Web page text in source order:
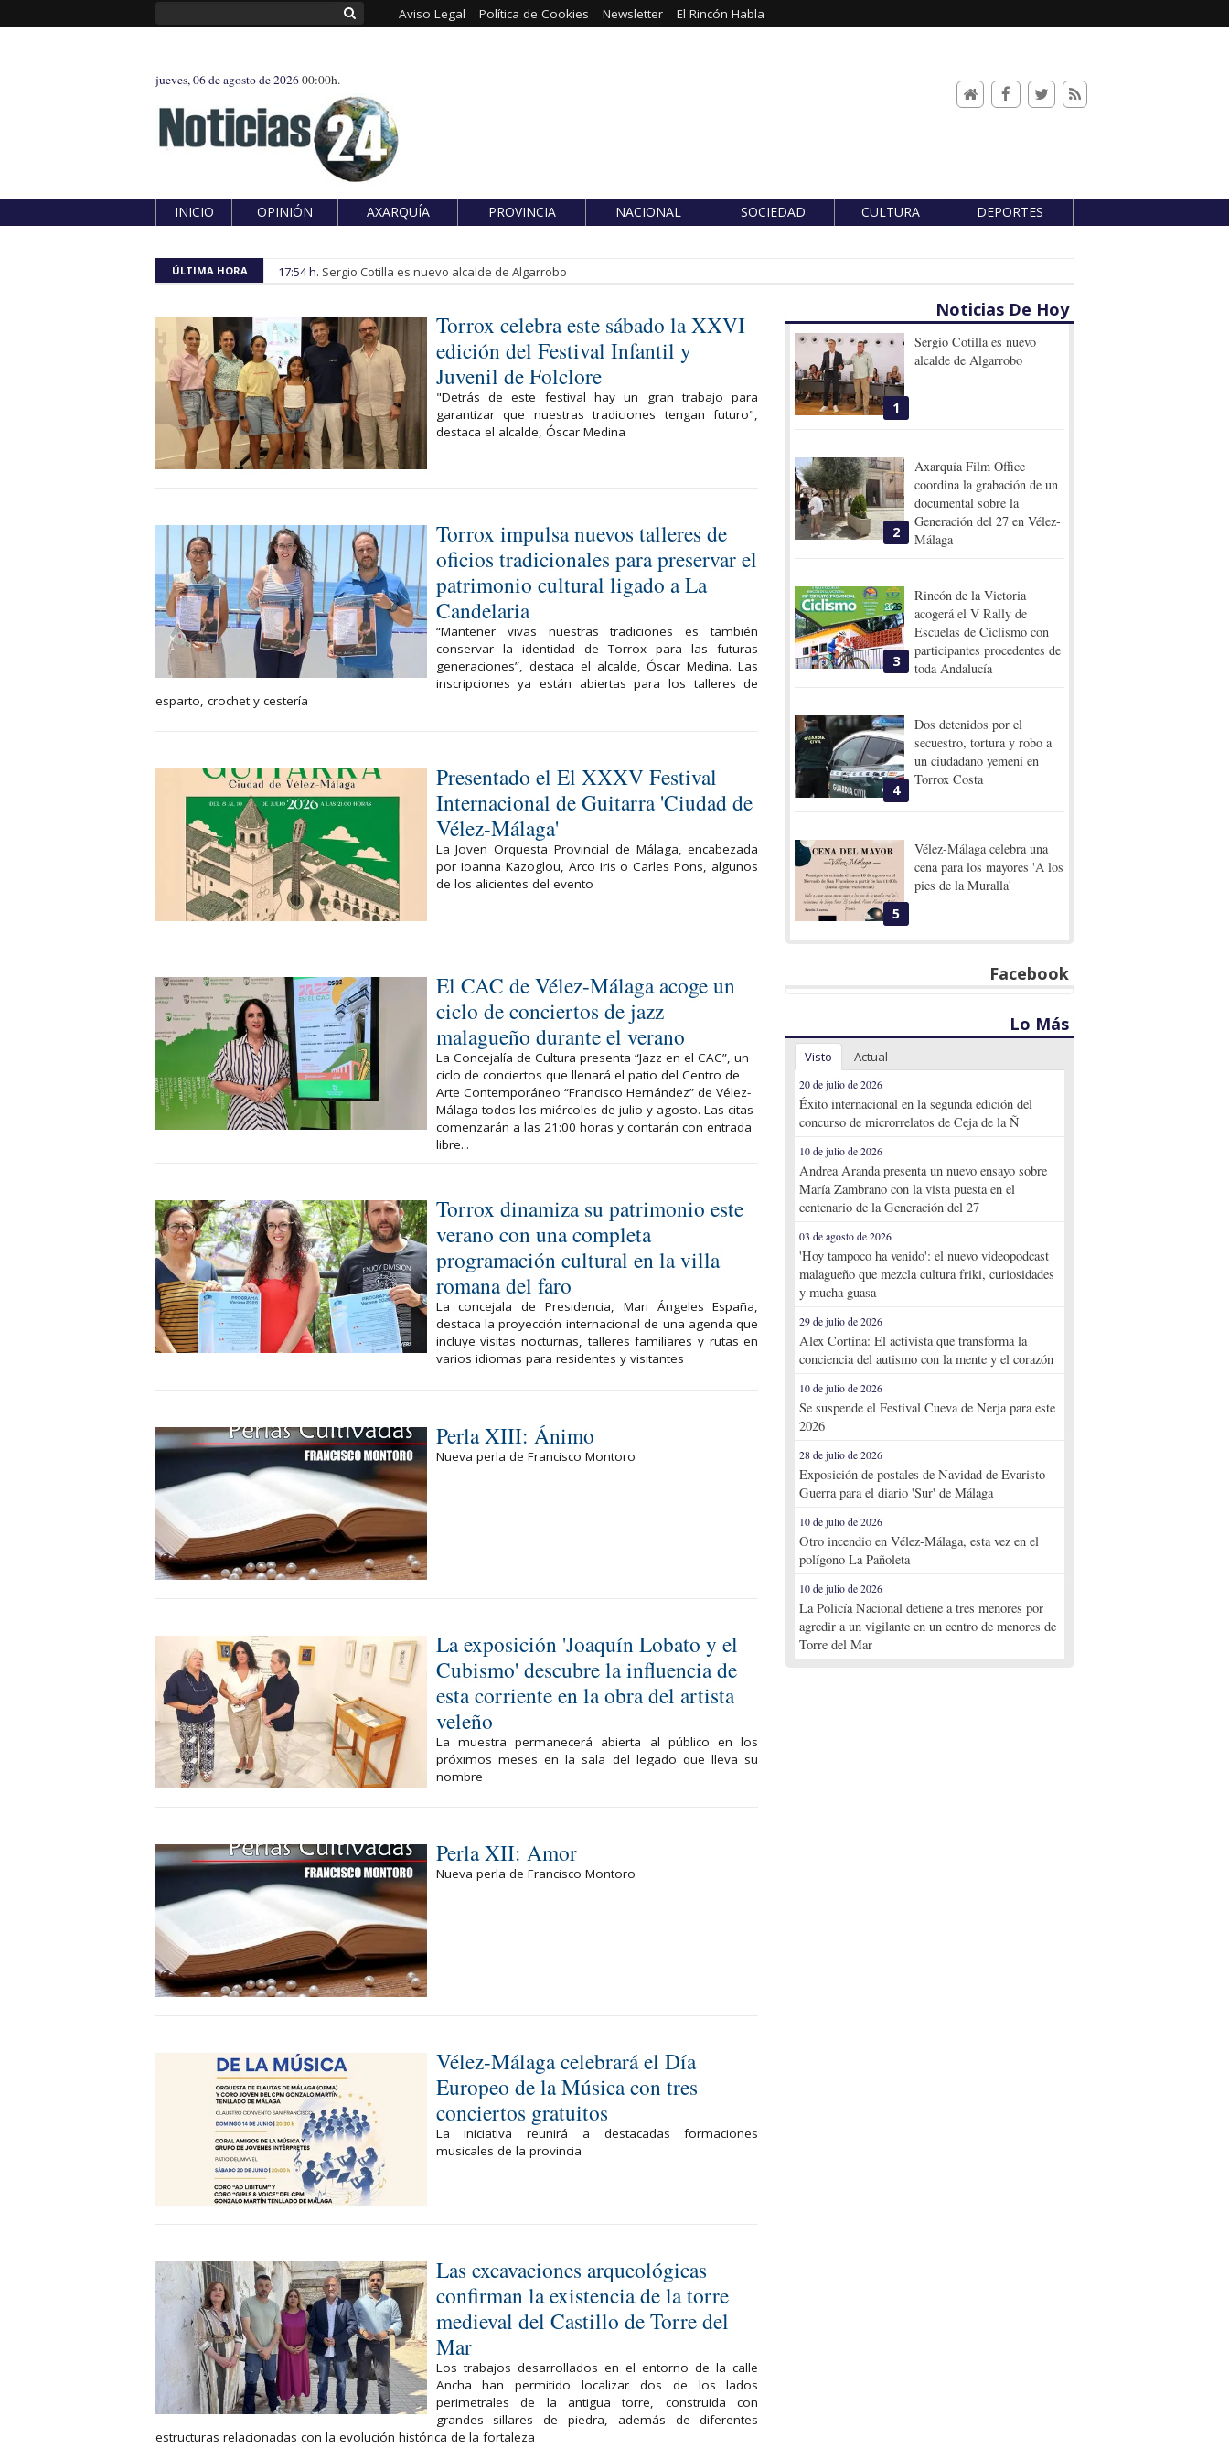
Aviso Legal Política de Cookies Newsletter El Rincón Habla
jueves, 06 de agosto de 202600:00h.
INICIO OPINIÓN AXARQUÍA PROVINCIA NACIONAL SOCIEDAD CULTURA DEPORTES
ÚLTIMA HORA 17:54 h. Sergio Cotilla es nuevo alcalde de Algarrobo
Torrox celebra este sábado la XXVI
edición del Festival Infantil y
Juvenil de Folclore
"Detrás de este festival hay un gran trabajo para
garantizar que nuestras tradiciones tengan futuro",
destaca el alcalde, Óscar Medina
Torrox impulsa nuevos talleres de
oficios tradicionales para preservar el
patrimonio cultural ligado a La
Candelaria
“Mantener vivas nuestras tradiciones es también
conservar la identidad de Torrox para las futuras
generaciones”, destaca el alcalde, Óscar Medina. Las
inscripciones ya están abiertas para los talleres de
esparto, crochet y cestería
Presentado el El XXXV Festival
Internacional de Guitarra 'Ciudad de
Vélez-Málaga'
La Joven Orquesta Provincial de Málaga, encabezada
por Ioanna Kazoglou, Arco Iris o Carles Pons, algunos
de los alicientes del evento
El CAC de Vélez-Málaga acoge un
ciclo de conciertos de jazz
malagueño durante el verano
La Concejalía de Cultura presenta “Jazz en el CAC”, un
ciclo de conciertos que llenará el patio del Centro de
Arte Contemporáneo “Francisco Hernández” de Vélez-
Málaga todos los miércoles de julio y agosto. Las citas
comenzarán a las 21:00 horas y contarán con entrada
libre...
Torrox dinamiza su patrimonio este
verano con una completa
programación cultural en la villa
romana del faro
La concejala de Presidencia, Mari Ángeles España,
destaca la proyección internacional de una agenda que
incluye visitas nocturnas, talleres familiares y rutas en
varios idiomas para residentes y visitantes
Perla XIII: Ánimo
Nueva perla de Francisco Montoro
La exposición 'Joaquín Lobato y el
Cubismo' descubre la influencia de
esta corriente en la obra del artista
veleño
La muestra permanecerá abierta al público en los
próximos meses en la sala del legado que lleva su
nombre
Perla XII: Amor
Nueva perla de Francisco Montoro
Vélez-Málaga celebrará el Día
Europeo de la Música con tres
conciertos gratuitos
La iniciativa reunirá a destacadas formaciones
musicales de la provincia
Las excavaciones arqueológicas
confirman la existencia de la torre
medieval del Castillo de Torre del
Mar
Los trabajos desarrollados en el entorno de la calle
Ancha han permitido localizar dos de los lados
perimetrales de la antigua torre, construida con
grandes sillares de piedra, además de diferentes
estructuras relacionadas con la evolución histórica de la fortaleza
Noticias De Hoy
1
Sergio Cotilla es nuevo
alcalde de Algarrobo
2
Axarquía Film Office
coordina la grabación de un
documental sobre la
Generación del 27 en Vélez-
Málaga
3
Rincón de la Victoria
acogerá el V Rally de
Escuelas de Ciclismo con
participantes procedentes de
toda Andalucía
4
Dos detenidos por el
secuestro, tortura y robo a
un ciudadano yemení en
Torrox Costa
5
Vélez-Málaga celebra una
cena para los mayores 'A los
pies de la Muralla'
Facebook
Lo Más
Visto Actual
20 de julio de 2026
Éxito internacional en la segunda edición del
concurso de microrrelatos de Ceja de la Ñ
10 de julio de 2026
Andrea Aranda presenta un nuevo ensayo sobre
María Zambrano con la vista puesta en el
centenario de la Generación del 27
03 de agosto de 2026
'Hoy tampoco ha venido': el nuevo videopodcast
malagueño que mezcla cultura friki, curiosidades
y mucha guasa
29 de julio de 2026
Alex Cortina: El activista que transforma la
conciencia del autismo con la mente y el corazón
10 de julio de 2026
Se suspende el Festival Cueva de Nerja para este
2026
28 de julio de 2026
Exposición de postales de Navidad de Evaristo
Guerra para el diario 'Sur' de Málaga
10 de julio de 2026
Otro incendio en Vélez-Málaga, esta vez en el
polígono La Pañoleta
10 de julio de 2026
La Policía Nacional detiene a tres menores por
agredir a un vigilante en un centro de menores de
Torre del Mar